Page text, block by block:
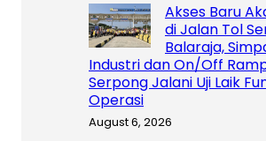
Akses Baru
di Jalan Tol
Balaraja,
Industri dan On/Off
Serpong Jalani Uji Laik
Operasi
August 6, 2026